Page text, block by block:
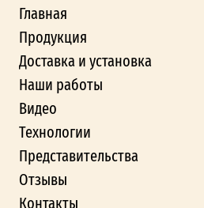
Главная
Продукция
Доставка и установка
Наши работы
Видео
Технологии
Представительства
Отзывы
Контакты